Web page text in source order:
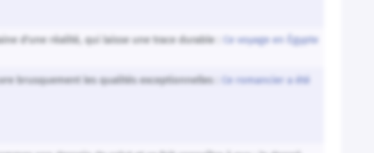
d'une réalité, qui laisse une trace durable :
Ce voyage en Égypte
brusquement les qualités exceptionnelles :
Ce romancier a été